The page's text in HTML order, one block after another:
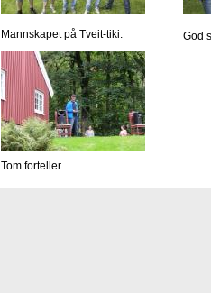
Mannskapet på Tveit-tiki. God
Tom forteller